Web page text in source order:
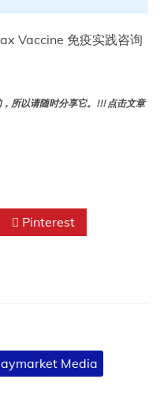
Vaccine 免疫实践咨询
所以请随时分享它。!!! 点击文章
Pinterest
Media